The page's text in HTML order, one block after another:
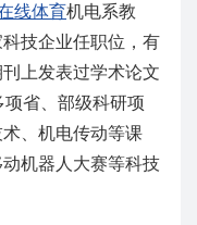
线体育机电系教
技企业任职位，有
上发表过学术论文
省、部级科研项
、机电传动等课
机器人大赛等科技